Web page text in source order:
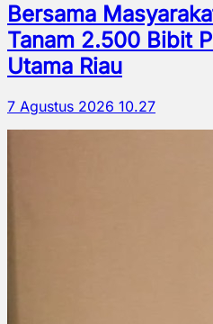
Bersama
Tanam 2.500 Bibit
Utama Riau
7 Agustus 2026 10.27